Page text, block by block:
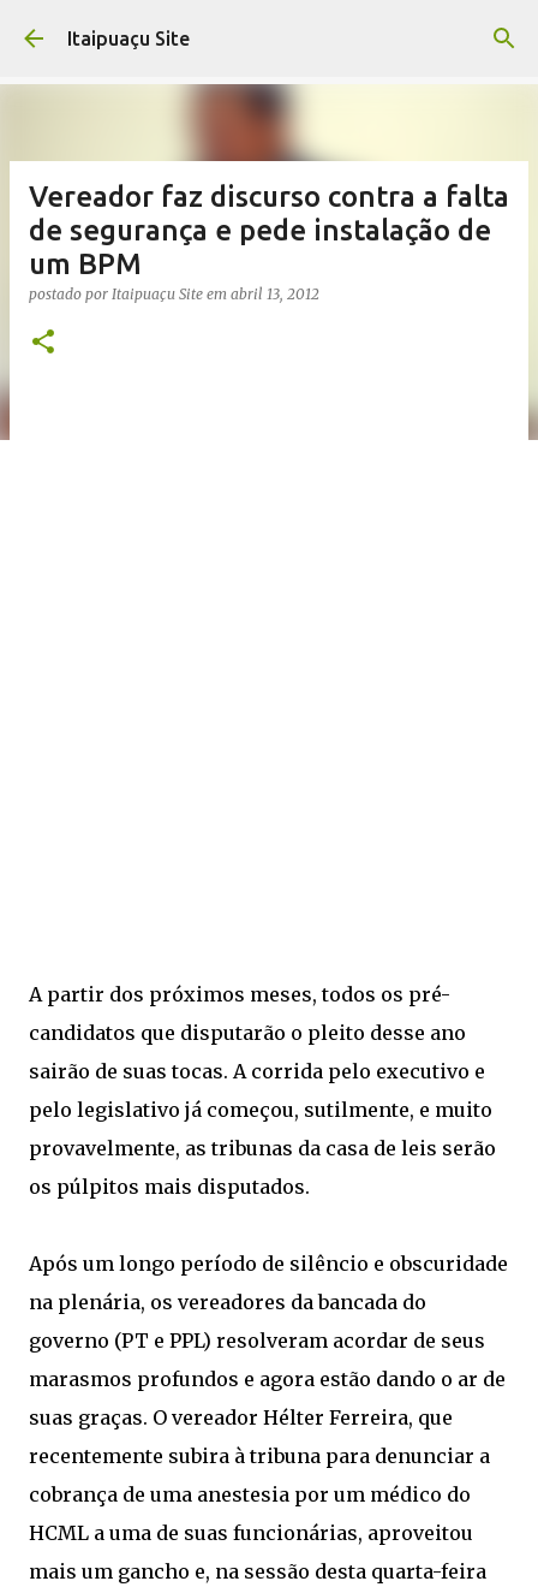
Pular para o conteúdo principal
Itaipuaçu Site
Vereador faz discurso contra a falta
de segurança e pede instalação de
um BPM
postado por Itaipuaçu Site em abril 13, 2012
A partir dos próximos meses, todos os pré-
candidatos que disputarão o pleito desse ano
sairão de suas tocas. A corrida pelo executivo e
pelo legislativo já começou, sutilmente, e muito
provavelmente, as tribunas da casa de leis serão
os púlpitos mais disputados.
Após um longo período de silêncio e obscuridade
na plenária, os vereadores da bancada do
governo (PT e PPL) resolveram acordar de seus
marasmos profundos e agora estão dando o ar de
suas graças. O vereador Hélter Ferreira, que
recentemente subira à tribuna para denunciar a
cobrança de uma anestesia por um médico do
HCML a uma de suas funcionárias, aproveitou
mais um gancho e, na sessão desta quarta-feira